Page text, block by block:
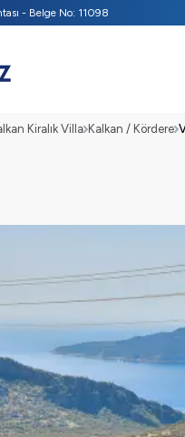
- Belge No: 11098
Kiralık Villa Kalkan / Kördere